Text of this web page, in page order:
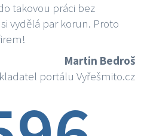
takovou práci bez
vydělá par korun. Proto
Martin Bedroš
portálu Vyřešmito.cz